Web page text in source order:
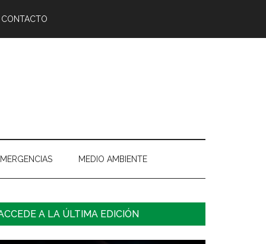
CONTACTO
MEDIO AMBIENTE
A LA ÚLTIMA EDICIÓN